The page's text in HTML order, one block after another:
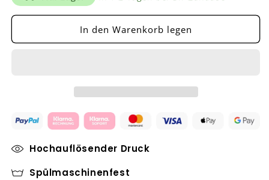
für
Tasse
für
Rex&quot;
Tasse
In den Warenkorb legen
Hochauflösender Druck
Spülmaschinenfest